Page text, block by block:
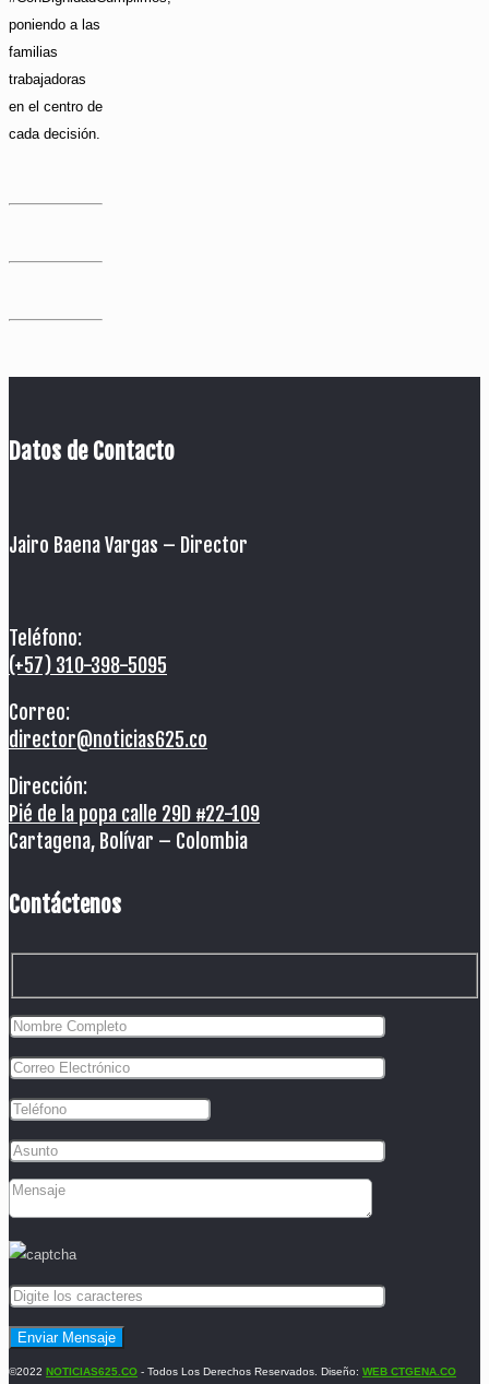
poniendo a las
familias
trabajadoras
en el centro de
cada decisión.
Datos de Contacto
Jairo Baena Vargas – Director
Teléfono:
(+57) 310-398-5095
Correo:
director@noticias625.co
Dirección:
Pié de la popa calle 29D #22-109
Cartagena, Bolívar – Colombia
Contáctenos
©2022 NOTICIAS625.CO - Todos Los Derechos Reservados. Diseño: WEB CTGENA.CO